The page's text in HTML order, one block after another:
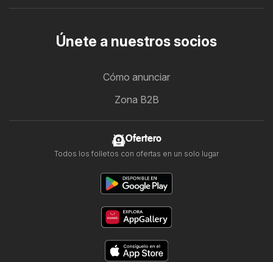
Únete a nuestros socios
Cómo anunciar
Zona B2B
Ofertero
Todos los folletos con ofertas en un solo lugar